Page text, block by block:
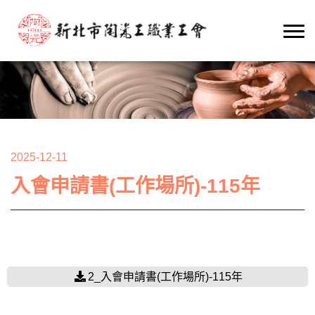
2025-12-11
入會申請書(工作場所)-115年
2_入會申請書(工作場所)-115年